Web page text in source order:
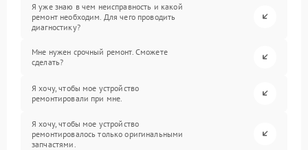
Я уже знаю в чем неисправность и какой
ремонт необходим. Для чего проводить
диагностику?
Мне нужен срочный ремонт. Сможете
сделать?
Я хочу, чтобы мое устройство
ремонтировали при мне.
Я хочу, чтобы мое устройство
ремонтировалось только оригинальными
запчастями.